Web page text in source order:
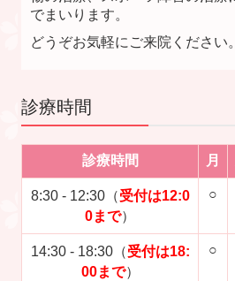
でまいります。
どうぞお気軽にご来院ください。
診療時間
診療時間 月
8:30- 12:30（受付は12:0
0まで）
○
14:30- 18:30（受付は18:
00まで）
○